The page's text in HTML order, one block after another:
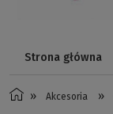
Strona główna
» Akcesoria »